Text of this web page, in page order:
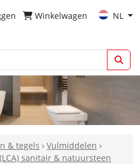
Winkelwagen NL
& tegels › Vulmiddelen ›
sanitair & natuursteen